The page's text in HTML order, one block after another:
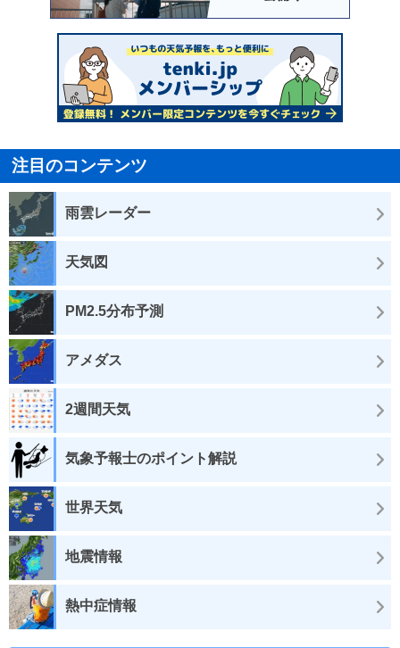
注目のコンテンツ
雨雲レーダー
天気図
PM2.5分布予測
アメダス
2週間天気
気象予報士のポイント解説
世界天気
地震情報
熱中症情報